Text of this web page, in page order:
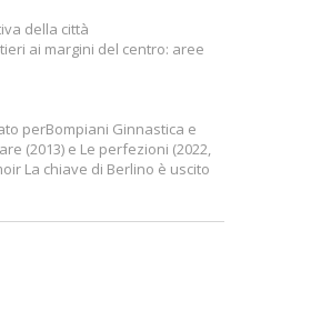
della città
ai margini del centro: aree
perBompiani Ginnastica e
(2013) e Le perfezioni (2022,
La chiave di Berlino è uscito